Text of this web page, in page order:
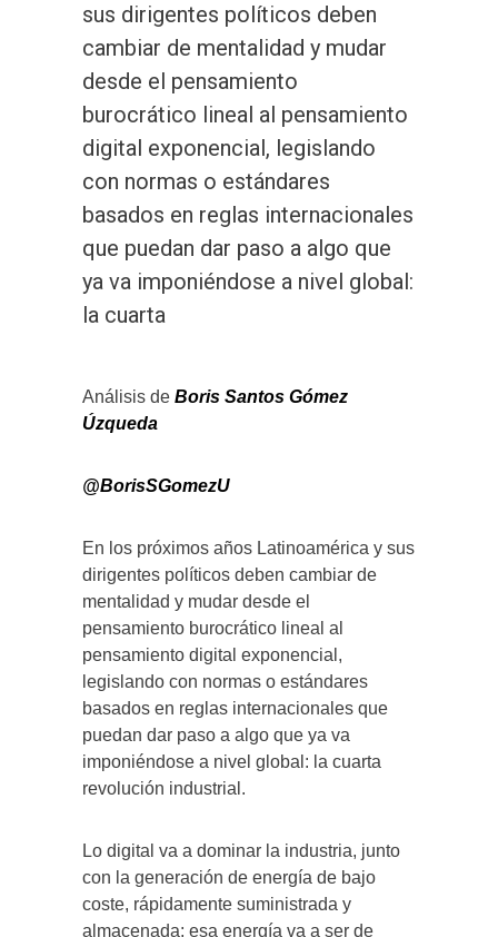
sus dirigentes políticos deben
cambiar de mentalidad y mudar
desde el pensamiento
burocrático lineal al pensamiento
digital exponencial, legislando
con normas o estándares
basados en reglas internacionales
que puedan dar paso a algo que
ya va imponiéndose a nivel global:
la cuarta
Análisis de Boris Santos Gómez
Úzqueda
@BorisSGomezU
En los próximos años Latinoamérica y sus
dirigentes políticos deben cambiar de
mentalidad y mudar desde el
pensamiento burocrático lineal al
pensamiento digital exponencial,
legislando con normas o estándares
basados en reglas internacionales que
puedan dar paso a algo que ya va
imponiéndose a nivel global: la cuarta
revolución industrial.
Lo digital va a dominar la industria, junto
con la generación de energía de bajo
coste, rápidamente suministrada y
almacenada; esa energía va a ser de